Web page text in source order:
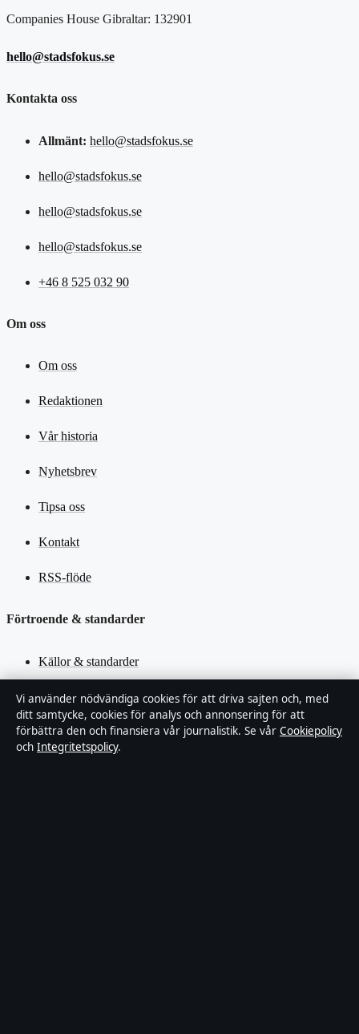
Companies House Gibraltar: 132901
hello@stadsfokus.se
Kontakta oss
Allmänt: hello@stadsfokus.se
hello@stadsfokus.se
hello@stadsfokus.se
hello@stadsfokus.se
+46 8 525 032 90
Om oss
Om oss
Redaktionen
Vår historia
Nyhetsbrev
Tipsa oss
Kontakt
RSS-flöde
Förtroende & standarder
Källor & standarder
Redaktionell policy
Rättelsepolicy
Vi använder nödvändiga cookies för att driva sajten och, med
ditt samtycke, cookies för analys och annonsering för att
förbättra den och finansiera vår journalistik. Se vår Cookiepolicy
och Integritetspolicy.